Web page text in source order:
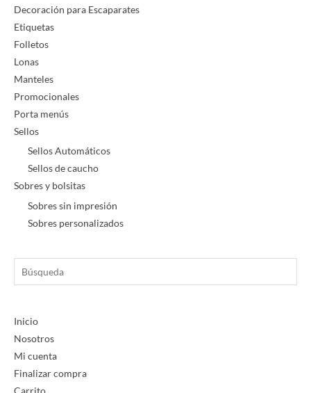
Decoración para Escaparates
Etiquetas
Folletos
Lonas
Manteles
Promocionales
Porta menús
Sellos
Sellos Automáticos
Sellos de caucho
Sobres y bolsitas
Sobres sin impresión
Sobres personalizados
Búsqueda
Inicio
Nosotros
Mi cuenta
Finalizar compra
Carrito